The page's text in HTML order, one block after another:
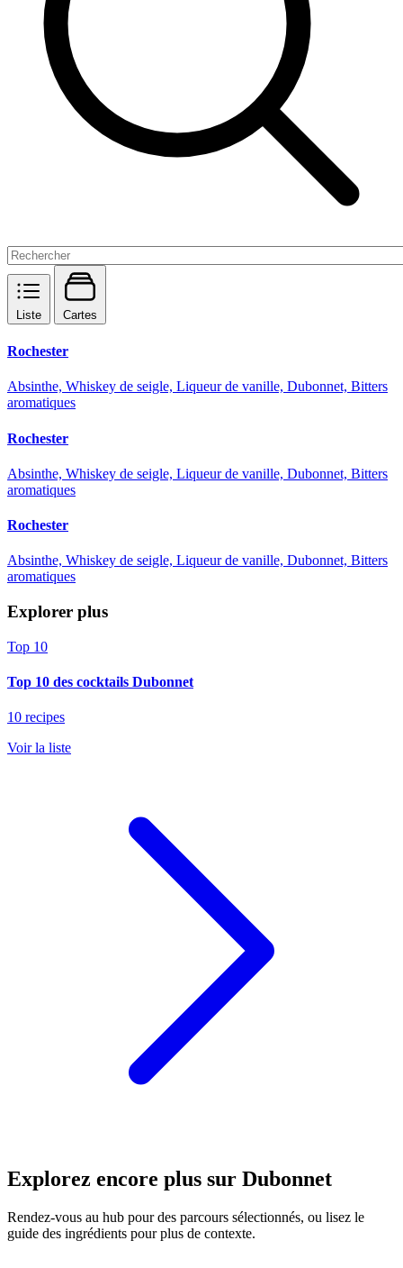
Liste Cartes
Rochester
Absinthe, Whiskey de seigle, Liqueur de vanille, Dubonnet, Bitters
aromatiques
Rochester
Absinthe, Whiskey de seigle, Liqueur de vanille, Dubonnet, Bitters
aromatiques
Rochester
Absinthe, Whiskey de seigle, Liqueur de vanille, Dubonnet, Bitters
aromatiques
Explorer plus
Top 10
Top 10 des cocktails Dubonnet
10 recipes
Voir la liste
Explorez encore plus sur Dubonnet
Rendez-vous au hub pour des parcours sélectionnés, ou lisez le
guide des ingrédients pour plus de contexte.